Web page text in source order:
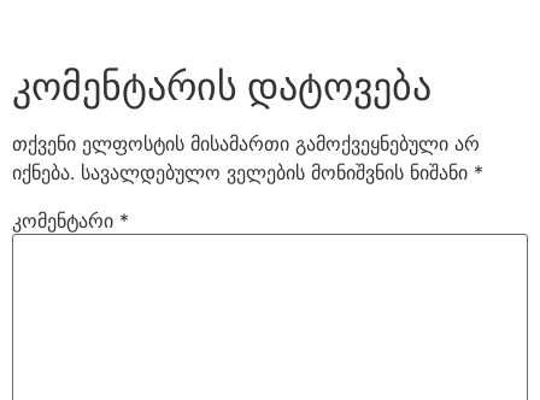
კომენტარის დატოვება
თქვენი ელფოსტის მისამართი გამოქვეყნებული არ
იქნება. სავალდებულო ველების მონიშვნის ნიშანი *
კომენტარი *